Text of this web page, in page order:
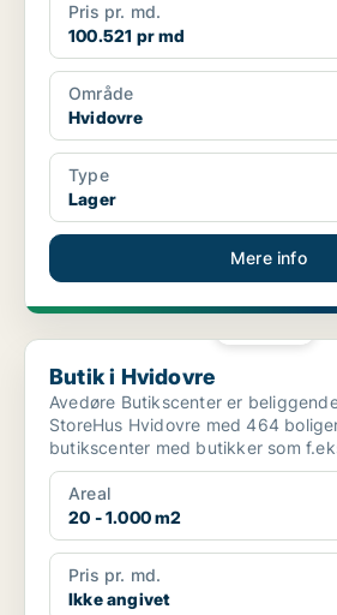
Pris pr. md.
100.521 pr md
Område
Hvidovre
Type
Lager
Mere info
Butik i Hvidovre
Butik i Hvidovre
Avedøre Butikscenter er
StoreHus Hvidovre med 464 boliger. Det er mindre
butikscenter med butikker som
fitnesc...
Areal
20 - 1.000 m2
Pris pr. md.
Ikke angivet